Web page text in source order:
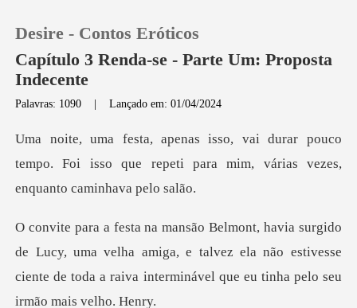
Loja
Sair
Baixar App
Desire - Contos Eróticos
Capítulo 3 Renda-se - Parte Um: Proposta
Indecente
Palavras: 1090 |Lançado em: 01/04/2024
pouco
tempo. Foi isso que repeti para mim,
, uma velha amiga, e talvez ela não estivesse
ciente de toda a